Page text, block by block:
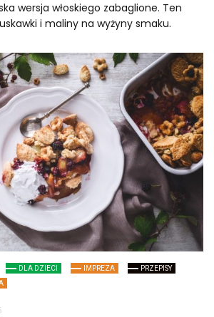
wersja włoskiego zabaglione. Ten
i maliny na wyżyny smaku.
DLA DZIECI IMPREZA
PRZEPISY